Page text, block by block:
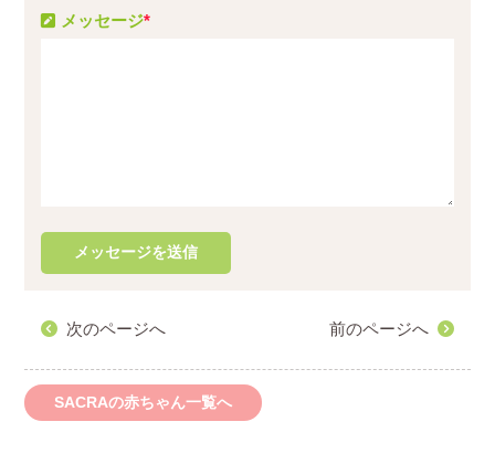
メッセージ*
次のページへ 前のページへ
SACRAの赤ちゃん一覧へ